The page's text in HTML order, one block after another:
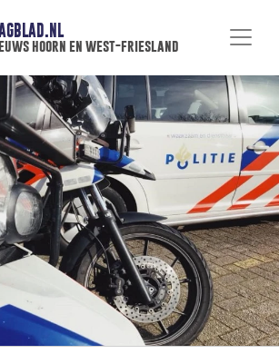
hoorn en west-friesland